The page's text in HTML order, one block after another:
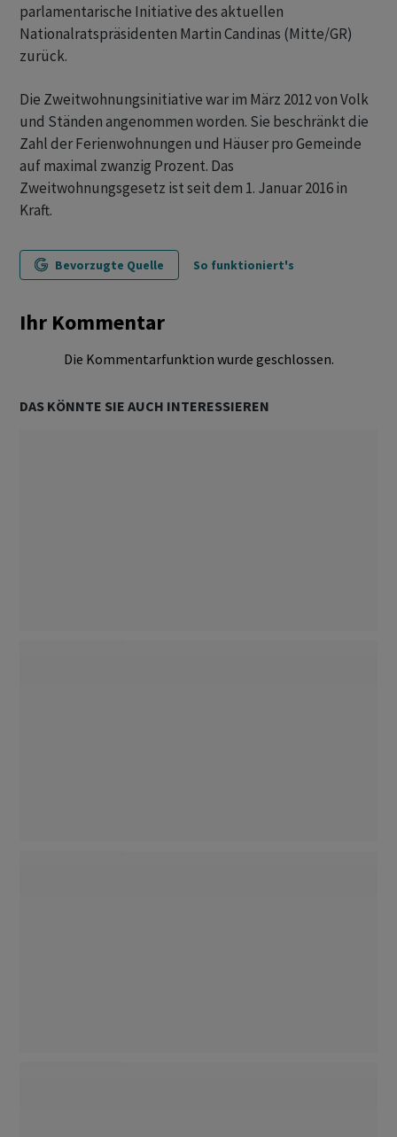
parlamentarische Initiative des aktuellen
Nationalratspräsidenten Martin Candinas (Mitte/GR)
zurück.
Die Zweitwohnungsinitiative war im März 2012 von Volk
und Ständen angenommen worden. Sie beschränkt die
Zahl der Ferienwohnungen und Häuser pro Gemeinde
auf maximal zwanzig Prozent. Das
Zweitwohnungsgesetz ist seit dem 1. Januar 2016 in
Kraft.
Bevorzugte Quelle So funktioniert's
Ihr Kommentar
Die Kommentarfunktion wurde geschlossen.
DAS KÖNNTE SIE AUCH INTERESSIEREN